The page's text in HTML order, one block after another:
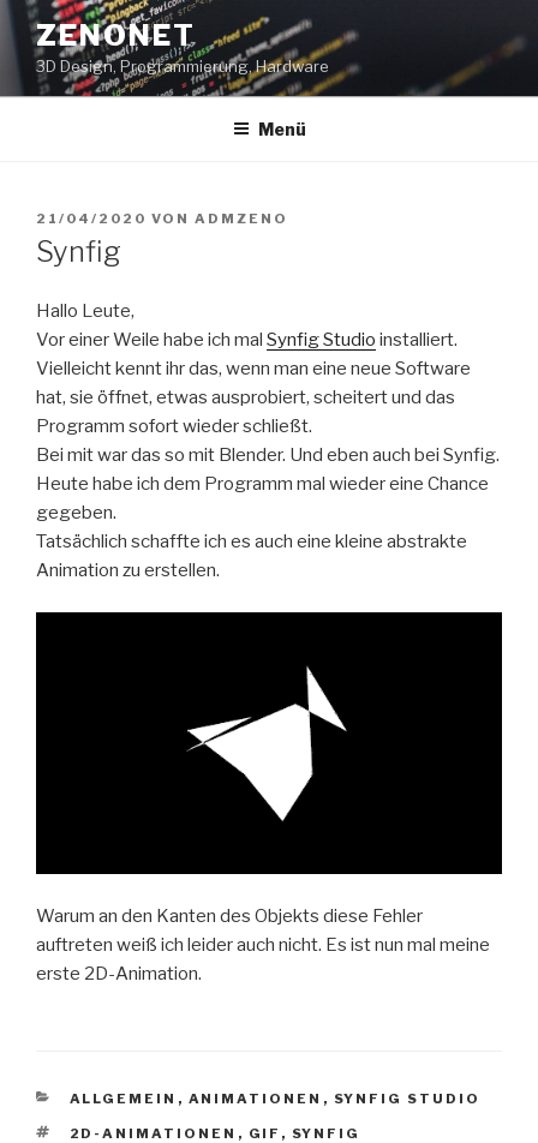
Zum
Inhalt
springen
ZENONET
3D Design, Programmierung, Hardware
Menü
VERÖFFENTLICHT
AM
21/04/2020 VON ADMZENO
Synfig
Hallo Leute,
Vor einer Weile habe ich mal Synfig Studio installiert.
Vielleicht kennt ihr das, wenn man eine neue Software
hat, sie öffnet, etwas ausprobiert, scheitert und das
Programm sofort wieder schließt.
Bei mit war das so mit Blender. Und eben auch bei Synfig.
Heute habe ich dem Programm mal wieder eine Chance
gegeben.
Tatsächlich schaffte ich es auch eine kleine abstrakte
Animation zu erstellen.
Warum an den Kanten des Objekts diese Fehler
auftreten weiß ich leider auch nicht. Es ist nun mal meine
erste 2D-Animation.
KATEGORIEN
ALLGEMEIN , ANIMATIONEN , SYNFIG STUDIO
SCHLAGWÖRTER
2D-ANIMATIONEN , GIF , SYNFIG